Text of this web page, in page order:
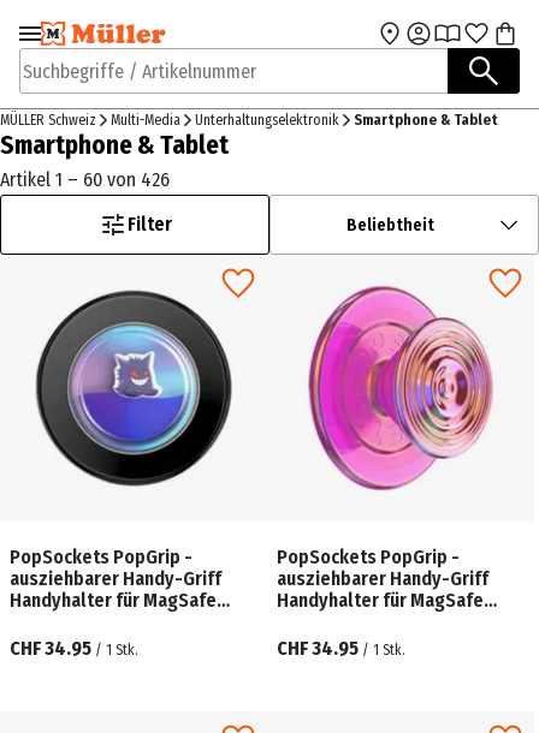
Zur Navigation
springen
Zum Hauptinhalt
Suchbegriffe / Artikelnummer
MÜLLER Schweiz Multi-Media Unterhaltungselektronik Smartphone & Tablet
Smartphone & Tablet
Artikel 1 – 60 von 426
Filter
Beliebtheit
PopSockets PopGrip -
ausziehbarer Handy-Griff
Handyhalter für MagSafe
Gengar Shadow Ball
CHF 34.95 / 1 Stk.
PopSockets PopGrip -
ausziehbarer Handy-Griff
Handyhalter für MagSafe
Aviation Opalescent
CHF 34.95 / 1 Stk.